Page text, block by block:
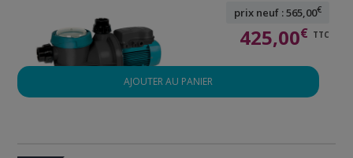
prix neuf : 565,00€
425,00€ TTC
AJOUTER AU PANIER